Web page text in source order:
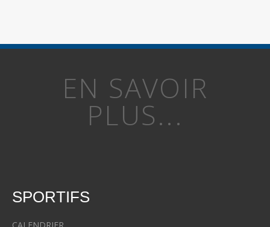
EN SAVOIR
PLUS...
SPORTIFS
CALENDRIER